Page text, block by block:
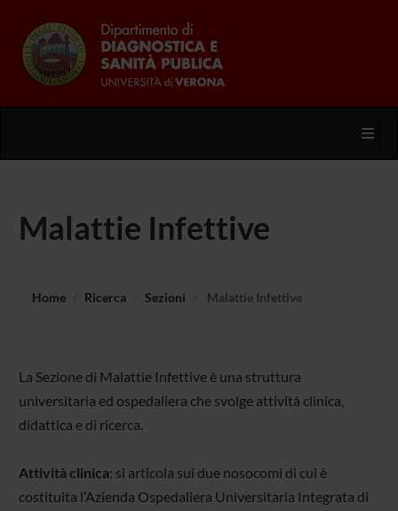
Malattie Infettive
Home Ricerca Sezioni Malattie Infettive
La Sezione di Malattie Infettive è una struttura
universitaria ed ospedaliera che svolge attività clinica,
didattica e di ricerca.
Attività clinica: si articola sui due nosocomi di cui è
costituita l’Azienda Ospedaliera Universitaria Integrata di